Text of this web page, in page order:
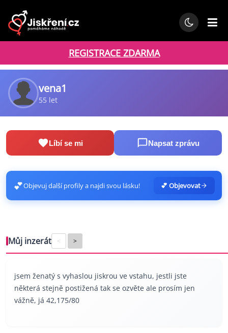
REGISTRACE ZDARMA
vena1
55 let
Líbí se mi Napsat zprávu
💕Objevuj další profily a najdi svou lásku! 💕 Objevovat
Můj inzerát < >
jsem ženatý s vyhaslou jiskrou ve vstahu, jestli jste
některá stejně postižená tak se ozvěte ale prosím jen
vážně, já 42,175/80